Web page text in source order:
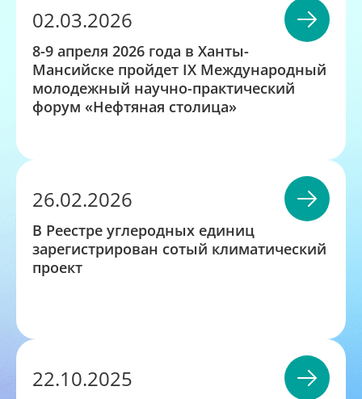
02.03.2026
8-9 апреля 2026 года в Ханты-
Мансийске пройдет IX Международный
молодежный научно-практический
форум «Нефтяная столица»
26.02.2026
В Реестре углеродных единиц
зарегистрирован сотый климатический
проект
22.10.2025